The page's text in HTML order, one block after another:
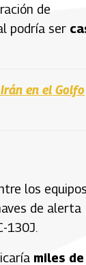
de
podría ser
en el Golfo
los
de alerta
130J.
miles de